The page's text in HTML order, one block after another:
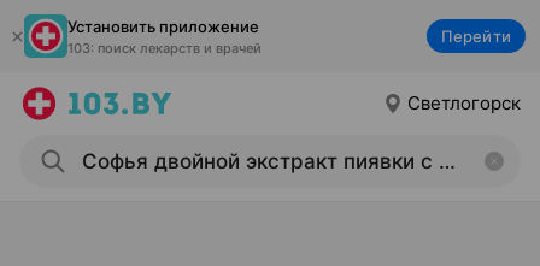
Установить приложение
103: поиск лекарств и врачей
Перейти
Светлогорск